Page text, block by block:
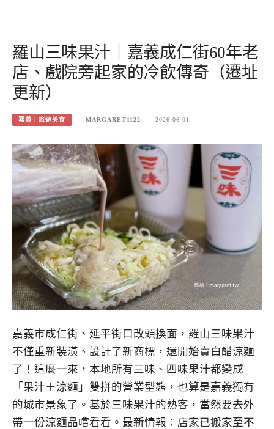
羅山三味果汁｜嘉義成仁街60年老
店、戲院旁起家的冷飲傳奇（遷址
更新）
嘉義｜旅遊美食 MARGARET1122 2026-06-01
嘉義市成仁街、延平街口改頭換面，羅山三味果汁
不僅重新裝潢、設計了新商標，還開始賣白醋涼麵
了！這麼一來，本地所有三味、四味果汁都變成
「果汁＋涼麵」雙拼的營業型態，也算是嘉義獨有
的城市景象了。基於三味果汁的熟客，當然要去外
帶一份涼麵品嚐看看。最新情報：店家已搬家至不